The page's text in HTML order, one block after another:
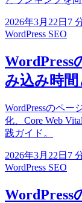
2026年3月22日 7
WordPress SEO
WordPress
み込み時間
WordPressのペー
化、Core Web
践ガイド。
2026年3月22日 7
WordPress SEO
WordPress